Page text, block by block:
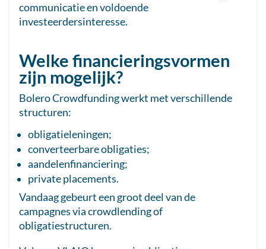
communicatie en voldoende
investeerdersinteresse.
Welke financieringsvormen
zijn mogelijk?
Bolero Crowdfunding werkt met verschillende
structuren:
obligatieleningen;
converteerbare obligaties;
aandelenfinanciering;
private placements.
Vandaag gebeurt een groot deel van de
campagnes via crowdlending of
obligatiestructuren.